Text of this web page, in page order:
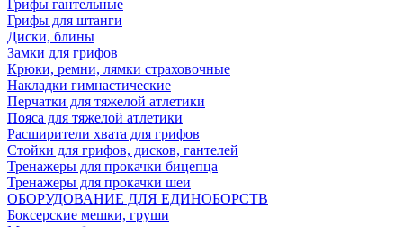
Грифы гантельные
Грифы для штанги
Диски, блины
Замки для грифов
Крюки, ремни, лямки страховочные
Накладки гимнастические
Перчатки для тяжелой атлетики
Пояса для тяжелой атлетики
Расширители хвата для грифов
Стойки для грифов, дисков, гантелей
Тренажеры для прокачки бицепца
Тренажеры для прокачки шеи
ОБОРУДОВАНИЕ ДЛЯ ЕДИНОБОРСТВ
Боксерские мешки, груши